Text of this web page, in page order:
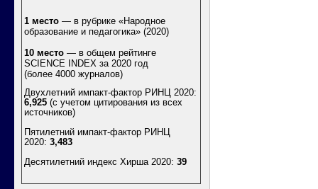
1 место — в рубрике «Народное
образование и педагогика» (2020)
10 место — в общем рейтинге
SCIENCE INDEX за 2020 год
(более 4000 журналов)
Двухлетний импакт-фактор РИНЦ 2020:
6,925 (с учетом цитирования из всех
источников)
Пятилетний импакт-фактор РИНЦ
2020: 3,483
Десятилетний индекс Хирша 2020: 39